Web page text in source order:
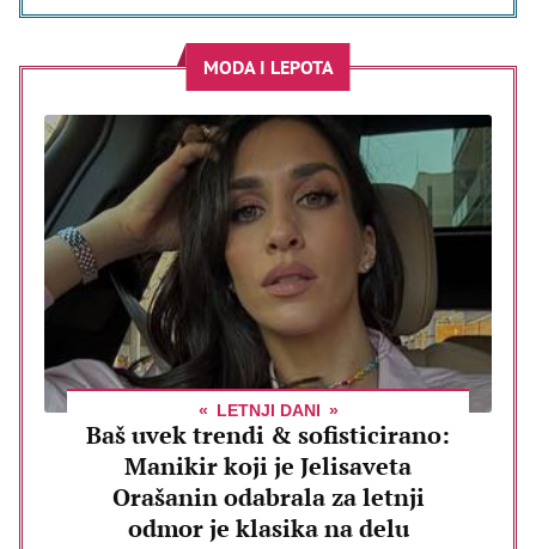
MODA I LEPOTA
LETNJI DANI
Baš uvek trendi & sofisticirano:
Manikir koji je Jelisaveta
Orašanin odabrala za letnji
odmor je klasika na delu